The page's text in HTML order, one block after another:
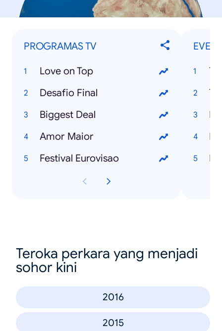
PROGRAMAS TV
Love on Top
Desafio Final
Biggest Deal
Amor Maior
Festival Eurovisao
Teroka perkara yang menjadi
sohor kini
2016
2015